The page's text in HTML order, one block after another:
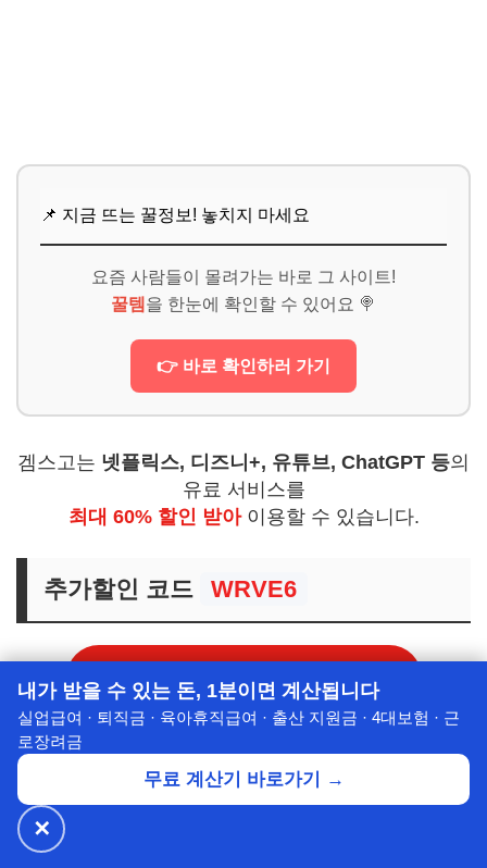
📌 지금 뜨는 꿀정보! 놓치지 마세요
요즘 사람들이 몰려가는 바로 그 사이트!
꿀템 을 한눈에 확인할 수 있어요 🍭
👉 바로 확인하러 가기
겜스고는 넷플릭스, 디즈니+, 유튜브, ChatGPT 등의
유료 서비스를
최대 60% 할인 받아이용할 수 있습니다.
추가할인 코드 WRVE6
겜스고 추가 할인 바로가기
내가 받을 수 있는 돈, 1분이면 계산됩니다
실업급여 · 퇴직금 · 육아휴직급여 · 출산 지원금 · 4대보험 · 근
로장려금
무료 계산기 바로가기 →
✕
🔥 넷플릭스·디즈니+
⭐ 7년의 신뢰